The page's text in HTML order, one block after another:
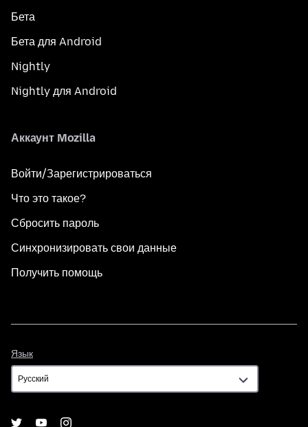
Бета
Бета для Android
Nightly
Nightly для Android
Аккаунт Mozilla
Войти/Зарегистрироваться
Что это такое?
Сбросить пароль
Синхронизировать свои данные
Получить помощь
Язык